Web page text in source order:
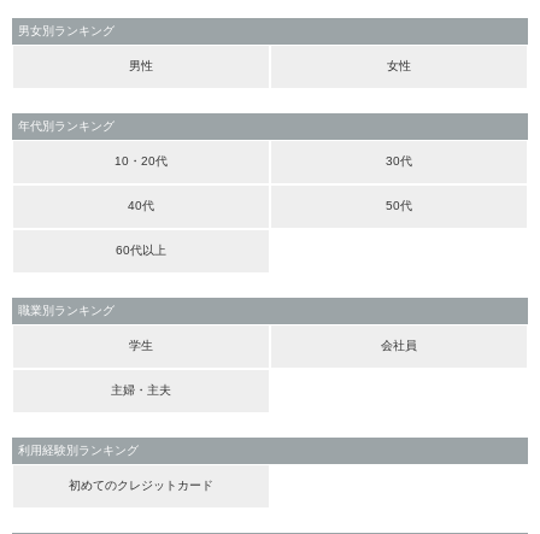
男女別ランキング
男性 女性
年代別ランキング
10・20代 30代
40代 50代
60代以上
職業別ランキング
学生 会社員
主婦・主夫
利用経験別ランキング
初めてのクレジットカード